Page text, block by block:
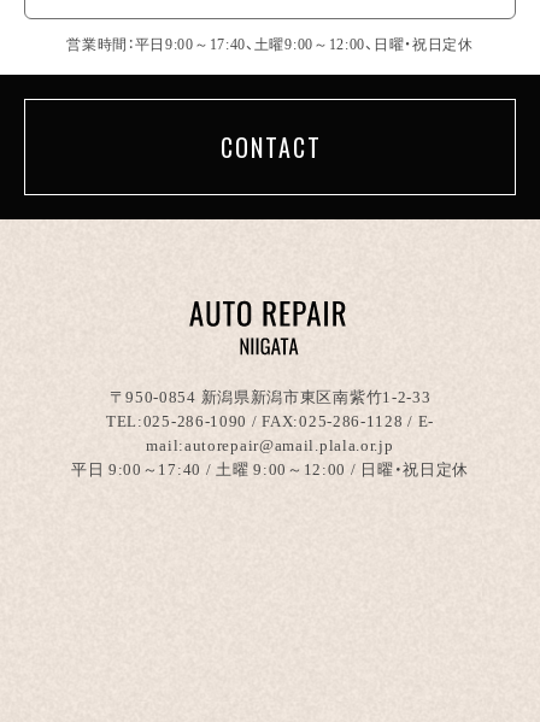
営業時間：平日9:00～17:40、土曜9:00～12:00、日曜・祝日定休
CONTACT
〒950-0854 新潟県新潟市東区南紫竹1-2-33
TEL:025-286-1090 / FAX:025-286-1128 / E-
mail:autorepair@amail.plala.or.jp
平日 9:00～17:40 / 土曜 9:00～12:00 / 日曜・祝日定休